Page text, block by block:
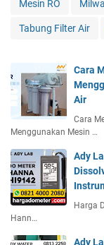
Mesin RO
Tabung Filter Air
Cara
Air
Cara
Menggunakan Mesin …
Ady
Harga
Hann…
Ady